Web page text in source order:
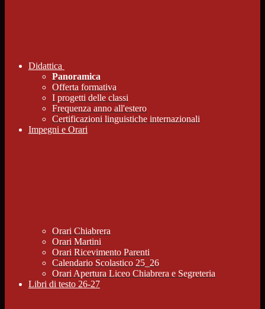
Didattica
Panoramica
Offerta formativa
I progetti delle classi
Frequenza anno all'estero
Certificazioni linguistiche internazionali
Impegni e Orari
Orari Chiabrera
Orari Martini
Orari Ricevimento Parenti
Calendario Scolastico 25_26
Orari Apertura Liceo Chiabrera e Segreteria
Libri di testo 26-27